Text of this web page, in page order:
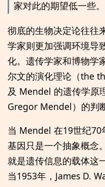
家对此的期望低一些。
彻底的生物决定论往往
学家则更加强调环境
化。遗传学家和博物学
尔文的演化理论（the
及 Mendel 的遗传学
Gregor Mendel）的判
当 Mendel 在19世纪70
基因只是一个抽象概念
就是遗传信息的载体这
当1953年，James D.